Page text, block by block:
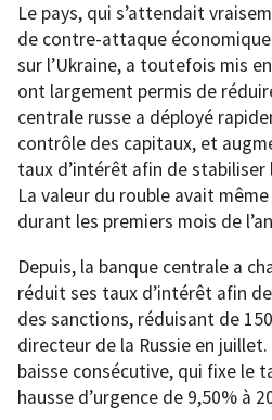
Le pays, qui s’attendait
de contre-attaque
sur l’Ukraine, a toutefois mis
ont largement permis de
centrale russe a déployé
contrôle des capitaux, et
taux d’intérêt afin de stabiliser
La valeur du rouble avait
durant les premiers mois de
Depuis, la banque centrale a
réduit ses taux d’intérêt afin
des sanctions, réduisant de
directeur de la Russie en juillet.
baisse consécutive, qui fixe le
hausse d’urgence de 9,50% à